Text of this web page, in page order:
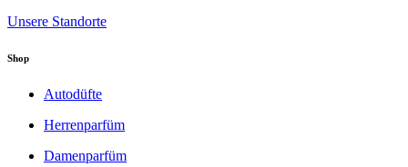
Unsere Standorte
Shop
Autodüfte
Herrenparfüm
Damenparfüm